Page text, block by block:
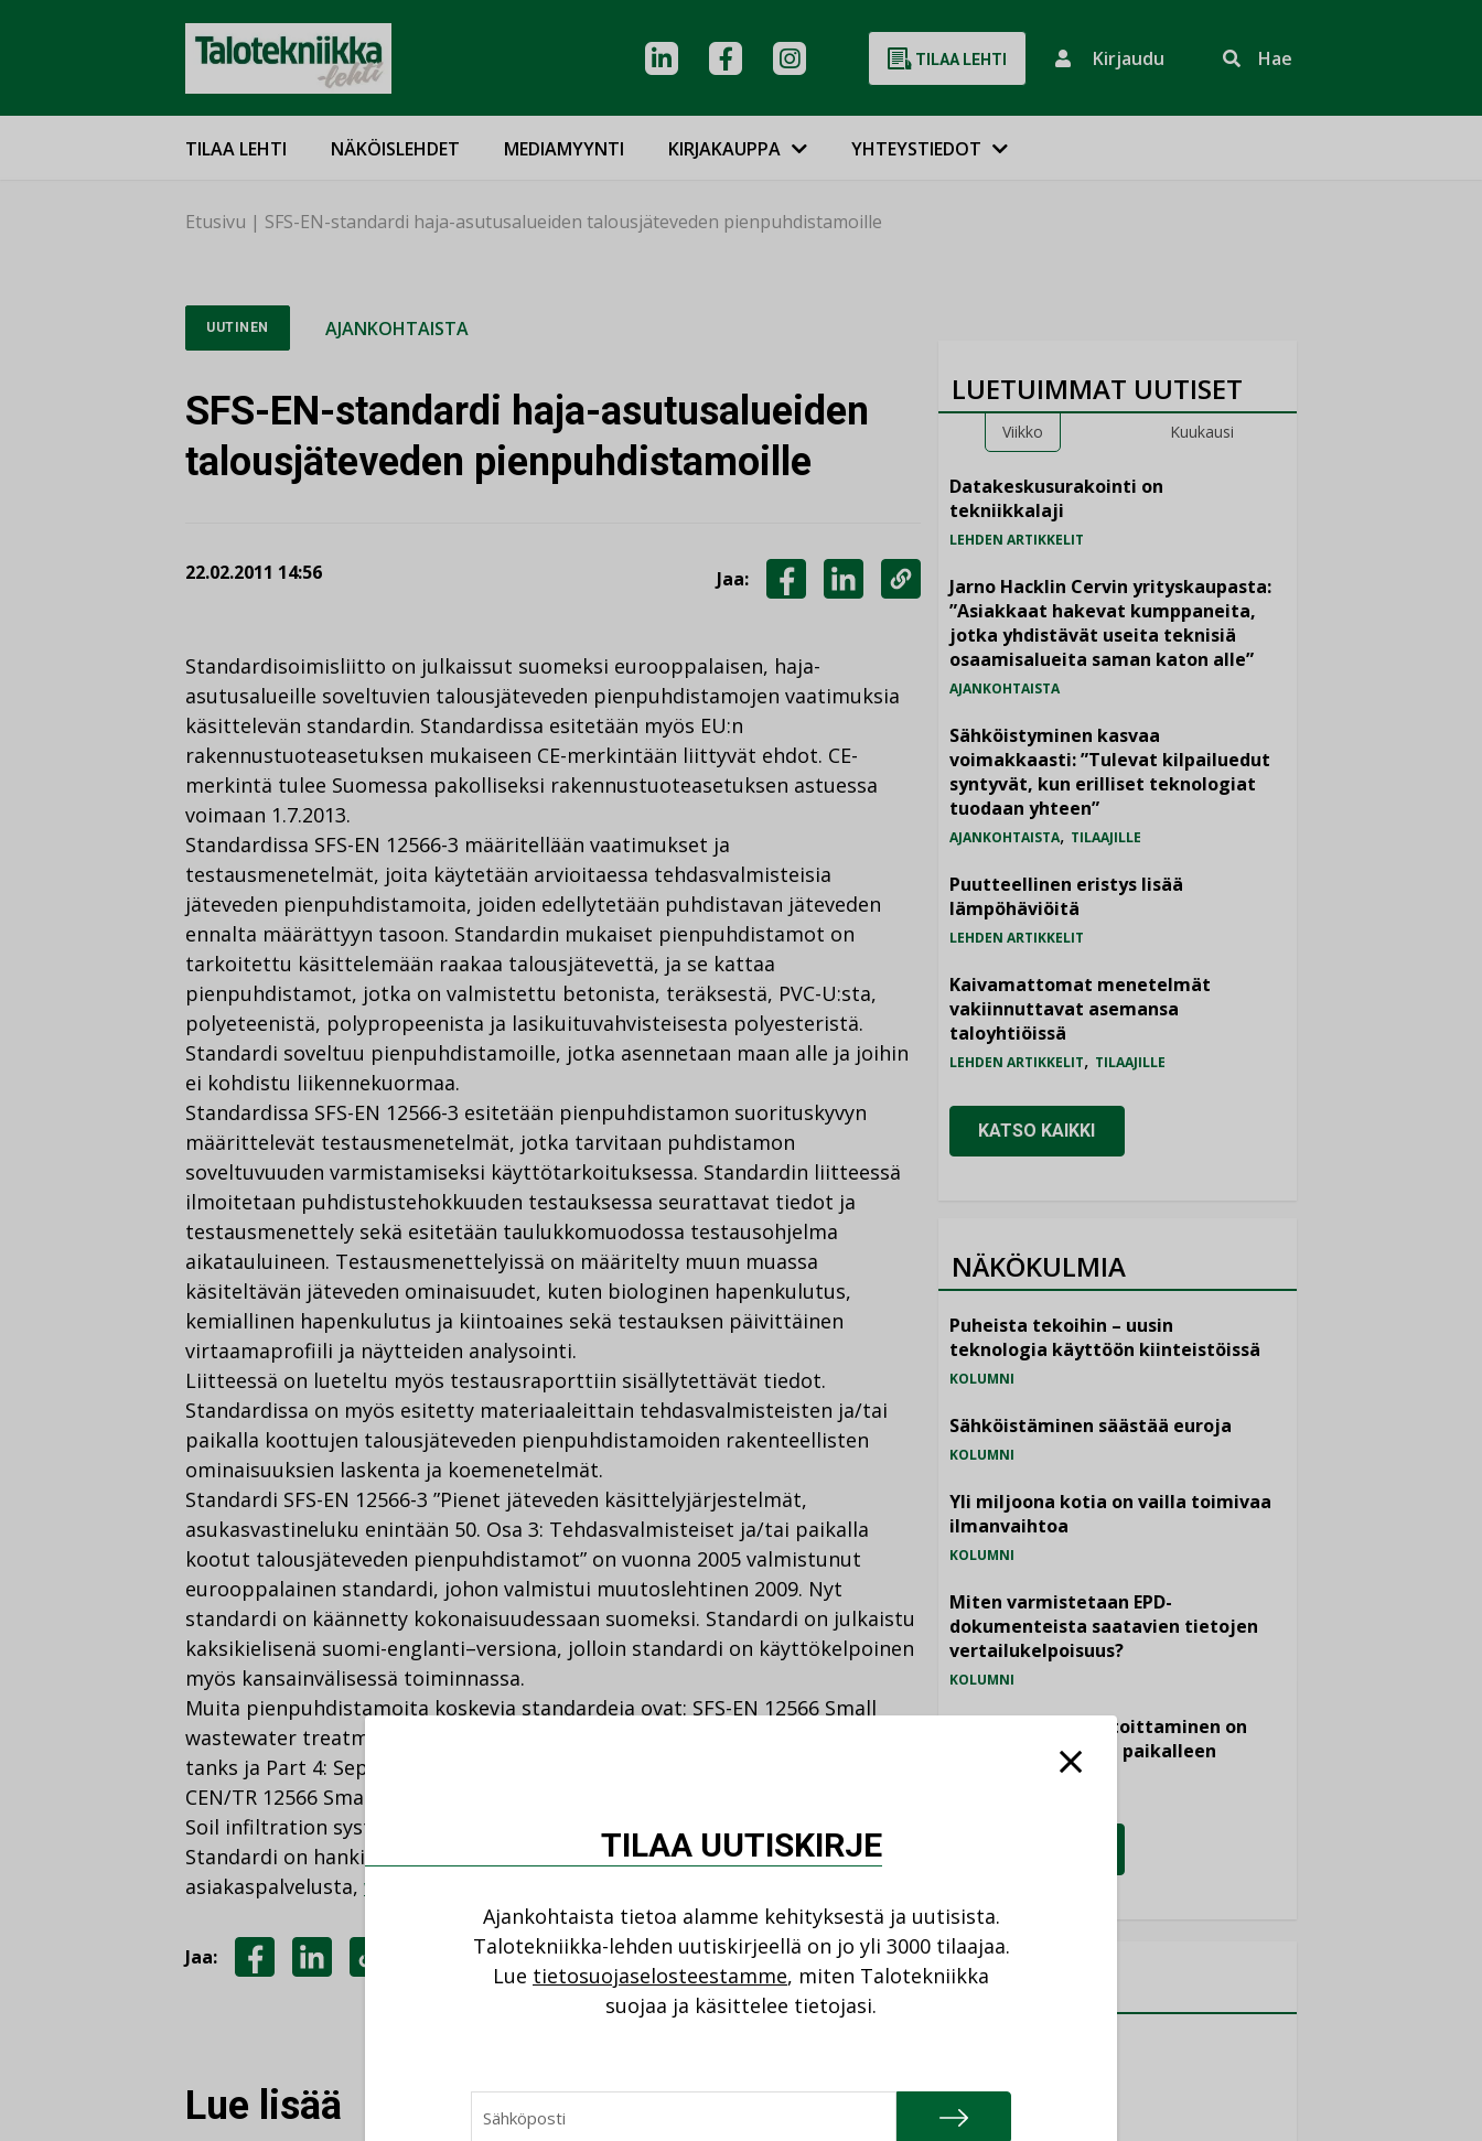
TILAA LEHTI Kirjaudu Hae
TILAA LEHTI NÄKÖISLEHDET MEDIAMYYNTI KIRJAKAUPPA YHTEYSTIEDOT
Etusivu | SFS-EN-standardi haja-asutusalueiden talousjäteveden pienpuhdistamoille
UUTINEN AJANKOHTAISTA
SFS-EN-standardi haja-asutusalueiden
talousjäteveden pienpuhdistamoille
22.02.2011 14:56 Jaa:
LINKEDINISSÄ
KOPIOI
LINKKI
Standardisoimisliitto on julkaissut suomeksi eurooppalaisen, haja-
asutusalueille soveltuvien talousjäteveden pienpuhdistamojen vaatimuksia
käsittelevän standardin. Standardissa esitetään myös EU:n
rakennustuoteasetuksen mukaiseen CE-merkintään liittyvät ehdot. CE-
merkintä tulee Suomessa pakolliseksi rakennustuoteasetuksen astuessa
voimaan 1.7.2013.
Standardissa SFS-EN 12566-3 määritellään vaatimukset ja
testausmenetelmät, joita käytetään arvioitaessa tehdasvalmisteisia
jäteveden pienpuhdistamoita, joiden edellytetään puhdistavan jäteveden
ennalta määrättyyn tasoon. Standardin mukaiset pienpuhdistamot on
tarkoitettu käsittelemään raakaa talousjätevettä, ja se kattaa
pienpuhdistamot, jotka on valmistettu betonista, teräksestä, PVC-U:sta,
polyeteenistä, polypropeenista ja lasikuituvahvisteisesta polyesteristä.
Standardi soveltuu pienpuhdistamoille, jotka asennetaan maan alle ja joihin
ei kohdistu liikennekuormaa.
Standardissa SFS-EN 12566-3 esitetään pienpuhdistamon suorituskyvyn
määrittelevät testausmenetelmät, jotka tarvitaan puhdistamon
soveltuvuuden varmistamiseksi käyttötarkoituksessa. Standardin liitteessä
ilmoitetaan puhdistustehokkuuden testauksessa seurattavat tiedot ja
testausmenettely sekä esitetään taulukkomuodossa testausohjelma
aikatauluineen. Testausmenettelyissä on määritelty muun muassa
käsiteltävän jäteveden ominaisuudet, kuten biologinen hapenkulutus,
kemiallinen hapenkulutus ja kiintoaines sekä testauksen päivittäinen
virtaamaprofiili ja näytteiden analysointi.
Liitteessä on lueteltu myös testausraporttiin sisällytettävät tiedot.
Standardissa on myös esitetty materiaaleittain tehdasvalmisteisten ja/tai
paikalla koottujen talousjäteveden pienpuhdistamoiden rakenteellisten
ominaisuuksien laskenta ja koemenetelmät.
Standardi SFS-EN 12566-3 ”Pienet jäteveden käsittelyjärjestelmät,
asukasvastineluku enintään 50. Osa 3: Tehdasvalmisteiset ja/tai paikalla
kootut talousjäteveden pienpuhdistamot” on vuonna 2005 valmistunut
eurooppalainen standardi, johon valmistui muutoslehtinen 2009. Nyt
standardi on käännetty kokonaisuudessaan suomeksi. Standardi on julkaistu
kaksikielisenä suomi-englanti–versiona, jolloin standardi on käyttökelpoinen
myös kansainvälisessä toiminnassa.
Muita pienpuhdistamoita koskevia standardeja ovat: SFS-EN 12566 Small
wastewater treatment systems for up to 50 PT, Part 1: Prefabricated septic
tanks ja Part 4: Septic tanks assembled in situ from prefabricated kits.
CEN/TR 12566 Small wastewater treatment systems for up to 50 PT, Part 2:
Soil infiltration systems ja Part 5: Pre-treated effluent filtration systems.
Standardi on hankittavissa Suomen Standardisoimisliitto SFS ry:n
asiakaspalvelusta, www.sfs.fi
Jaa:
Lue lisää
LUETUIMMAT UUTISET
Viikko Kuukausi
Datakeskusurakointi on
tekniikkalaji
LEHDEN ARTIKKELIT
Jarno Hacklin Cervin yrityskaupasta:
”Asiakkaat hakevat kumppaneita,
jotka yhdistävät useita teknisiä
osaamisalueita saman katon alle”
AJANKOHTAISTA
Sähköistyminen kasvaa
voimakkaasti: ”Tulevat kilpailuedut
syntyvät, kun erilliset teknologiat
tuodaan yhteen”
AJANKOHTAISTA, TILAAJILLE
Puutteellinen eristys lisää
lämpöhäviöitä
LEHDEN ARTIKKELIT
Kaivamattomat menetelmät
vakiinnuttavat asemansa
taloyhtiöissä
LEHDEN ARTIKKELIT, TILAAJILLE
KATSO KAIKKI
NÄKÖKULMIA
Puheista tekoihin – uusin
teknologia käyttöön kiinteistöissä
KOLUMNI
Sähköistäminen säästää euroja
KOLUMNI
Yli miljoona kotia on vailla toimivaa
ilmanvaihtoa
KOLUMNI
Miten varmistetaan EPD-
dokumenteista saatavien tietojen
vertailukelpoisuus?
KOLUMNI
Vesi- ja viemärimitoittaminen on
jämähtänyt ajassa paikalleen
NIMITYKSET
Refair
TILAA UUTISKIRJE
Ajankohtaista tietoa alamme kehityksestä ja uutisista.
Talotekniikka-lehden uutiskirjeellä on jo yli 3000 tilaajaa.
Lue tietosuojaselosteestamme, miten Talotekniikka
suojaa ja käsittelee tietojasi.